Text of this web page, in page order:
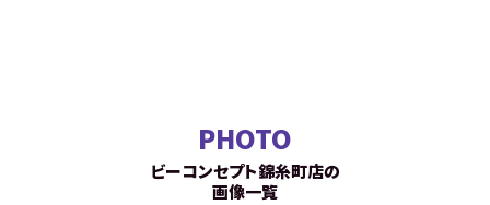
PHOTO
ビーコンセプト錦糸町店の
画像一覧